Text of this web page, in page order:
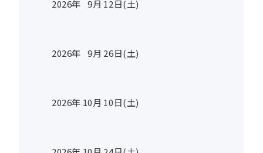
2026年 9月 12日(土)
2026年 9月 26日(土)
2026年 10月 10日(土)